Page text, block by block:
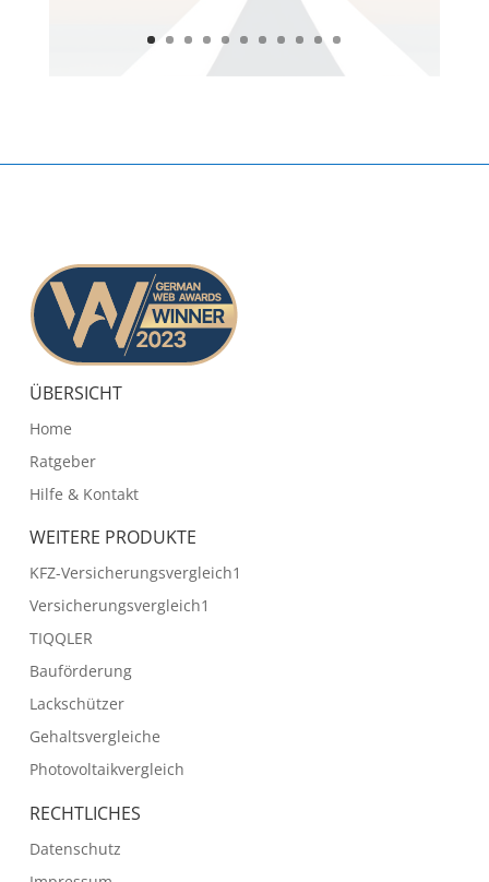
ÜBERSICHT
Home
Ratgeber
Hilfe & Kontakt
WEITERE PRODUKTE
KFZ-Versicherungsvergleich1
Versicherungsvergleich1
TIQQLER
Bauförderung
Lackschützer
Gehaltsvergleiche
Photovoltaikvergleich
RECHTLICHES
Datenschutz